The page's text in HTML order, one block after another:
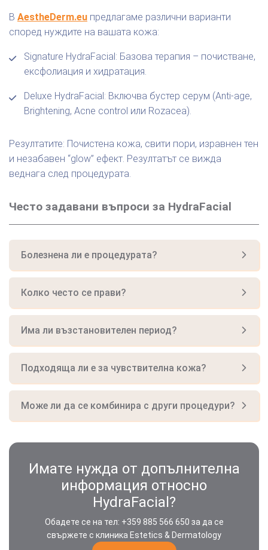
В AestheDerm.eu предлагаме различни варианти
според нуждите на вашата кожа:
Signature HydraFacial: Базова терапия – почистване,
ексфолиация и хидратация.
Deluxe HydraFacial: Включва бустер серум (Anti-age,
Brightening, Acne control или Rozacea).
Резултатите: Почистена кожа, свити пори, изравнен тен
и незабавен “glow” ефект. Резултатът се вижда
веднага след процедурата.
Често задавани въпроси за HydraFacial
Болезнена ли е процедурата?
Колко често се прави?
Има ли възстановителен период?
Подходяща ли е за чувствителна кожа?
Може ли да се комбинира с други процедури?
Имате нужда от допълнителна
информация относно
HydraFacial?
Обадете се на тел: +359 885 566 650 за да се
свържете с клиника Estetics & Dermatology